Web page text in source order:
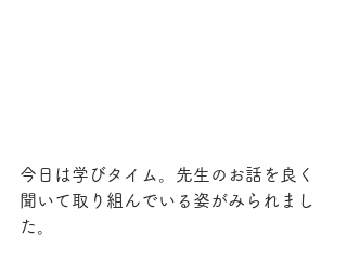
今日は学びタイム。先生のお話を良く
聞いて取り組んでいる姿がみられまし
た。